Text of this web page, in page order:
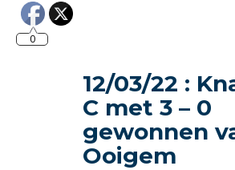
0
12/03/22 :
C met 3 – 0
gewonnen
Ooigem